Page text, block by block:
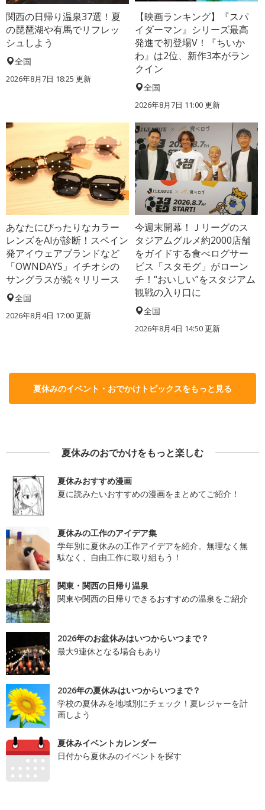
関西の日帰り温泉37選！夏
の琵琶湖や有馬でリフレッ
シュしよう
全国
2026年8月7日 18:25 更新
【映画ランキング】『スパ
イダーマン』シリーズ最高
発進で初登場V！『ちいか
わ』は2位、新作3本がラン
クイン
全国
2026年8月7日 11:00更新
あなたにぴったりなカラー
レンズをAIが診断！スペイン
発アイウェアブランドなど
「OWNDAYS」イチオシの
サングラスが続々リリース
全国
2026年8月4日 17:00更新
今週末開幕！Ｊリーグのス
タジアムグルメ約2000店舗
をガイドする食べログサー
ビス「スタモグ」がローン
チ！“おいしい”をスタジアム
観戦の入り口に
全国
2026年8月4日 14:50更新
夏休みのイベント・おでかけトピックスをもっと見る
夏休みのおでかけをもっと楽しむ
夏休みおすすめ漫画
夏に読みたいおすすめの漫画をまとめてご紹介！
夏休みの工作のアイデア集
学年別に夏休みの工作アイデアを紹介。無理なく無
駄なく、自由工作に取り組もう！
関東・関西の日帰り温泉
関東や関西の日帰りできるおすすめの温泉をご紹介
2026年のお盆休みはいつからいつまで？
最大9連休となる場合もあり
2026年の夏休みはいつからいつまで？
学校の夏休みを地域別にチェック！夏レジャーを計
画しよう
夏休みイベントカレンダー
日付から夏休みのイベントを探す